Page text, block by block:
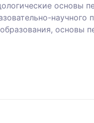
основы
основы